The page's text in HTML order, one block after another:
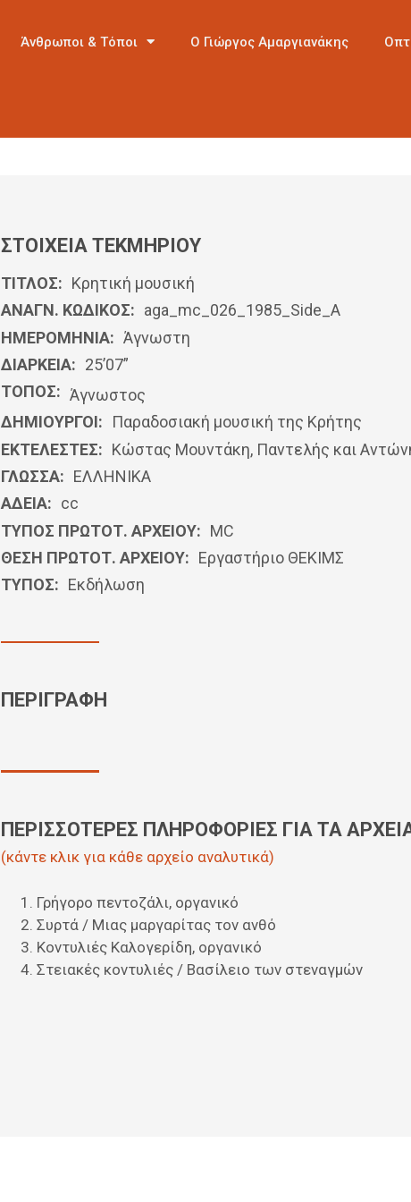
Άνθρωποι & Τόποι Ο Γιώργος Αμαργιανάκης
ΣΤΟΙΧΕΙΑ ΤΕΚΜΗΡΙΟΥ
ΤΙΤΛΟΣ: Κρητική μουσική
ΑΝΑΓΝ. ΚΩΔΙΚΟΣ: aga_mc_026_1985_Side_A
ΗΜΕΡΟΜΗΝΊΑ: Άγνωστη
ΔΙΑΡΚΕΙΑ: 25’07”
ΤΟΠΟΣ: Άγνωστος
ΔΗΜΙΟΥΡΓΟΙ:
Παραδοσιακή μουσική της Κρήτης
ΕΚΤΕΛΕΣΤΕΣ: Κώστας Μουντάκη, Παντελής και
ΓΛΩΣΣΑ: ΕΛΛΗΝΙΚΆ
ΑΔΕΙΑ: cc
ΤΥΠΟΣ ΠΡΩΤΟΤ. ΑΡΧΕΙΟΥ: MC
ΘΕΣΗ ΠΡΩΤΟΤ. ΑΡΧΕΙΟΥ: Εργαστήριο ΘΕΚΙΜΣ
ΤΥΠΟΣ: Εκδήλωση
ΠΕΡΙΓΡΑΦΗ
ΠΕΡΙΣΣΟΤΕΡΕΣ ΠΛΗΡΟΦΟΡΙΕΣ ΓΙΑ ΤΑ
(κάντε κλικ για κάθε αρχείο αναλυτικά)
Γρήγορο πεντοζάλι, οργανικό
Συρτά / Μιας μαργαρίτας τον ανθό
Κοντυλιές Καλογερίδη, οργανικό
Στειακές κοντυλιές / Βασίλειο των στεναγμών